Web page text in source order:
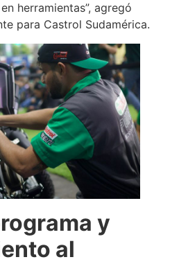
herramientas”, agregó
para Castrol Sudamérica.
y
al